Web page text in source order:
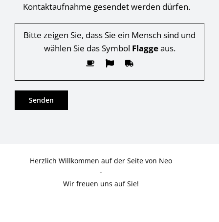
Kontaktaufnahme gesendet werden dürfen.
Bitte zeigen Sie, dass Sie ein Mensch sind und
wählen Sie das Symbol Flaggeaus.
Herzlich Willkommen auf der Seite von Neo
-
Wir freuen uns auf Sie!